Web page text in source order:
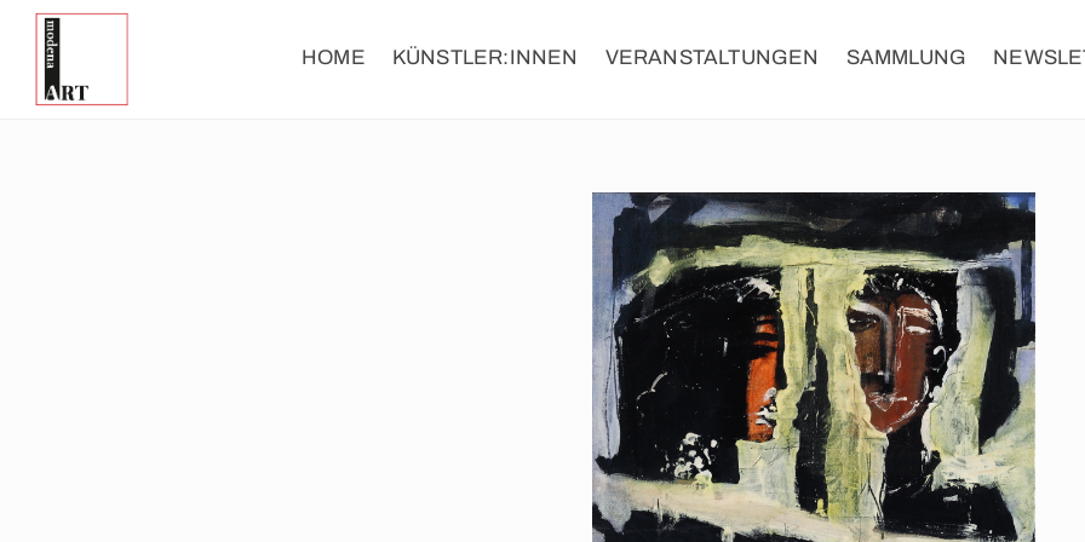
HOME KÜNSTLER:INNEN VERANSTALTUNGEN SAMMLUNG